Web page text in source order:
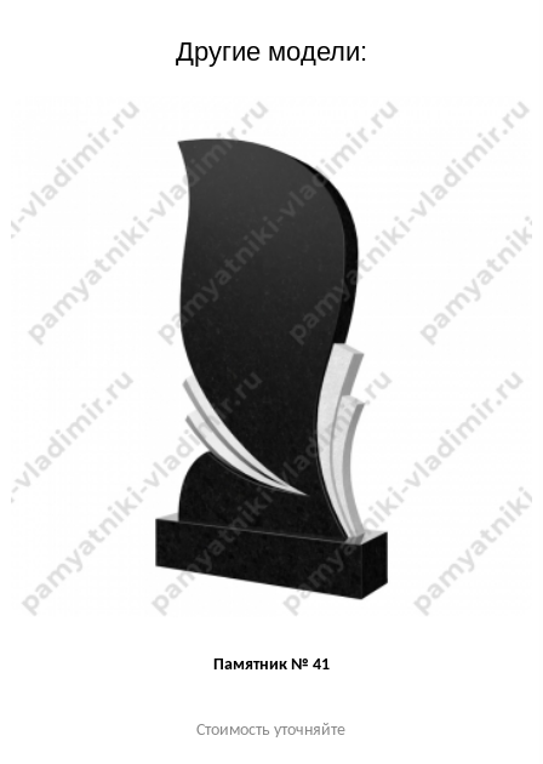
Другие модели:
Памятник № 41
Стоимость уточняйте